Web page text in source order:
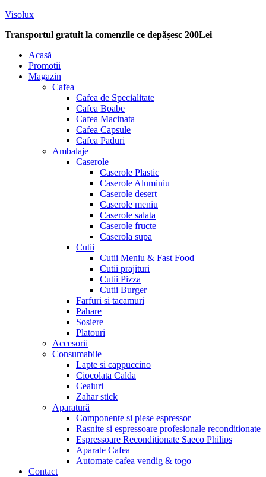
Visolux
Transportul gratuit la comenzile ce depășesc 200Lei
Menu
Acasă
Promotii
Magazin
Cafea
Cafea de Specialitate
Cafea Boabe
Cafea Macinata
Cafea Capsule
Cafea Paduri
Ambalaje
Caserole
Caserole Plastic
Caserole Aluminiu
Caserole desert
Caserole meniu
Caserole salata
Caserole fructe
Caserola supa
Cutii
Cutii Meniu & Fast Food
Cutii prajituri
Cutii Pizza
Cutii Burger
Farfuri si tacamuri
Pahare
Sosiere
Platouri
Accesorii
Consumabile
Lapte si cappuccino
Ciocolata Calda
Ceaiuri
Zahar stick
Aparatură
Componente si piese espressor
Rasnite si espressoare profesionale reconditionate
Espressoare Reconditionate Saeco Philips
Aparate Cafea
Automate cafea vendig & togo
Contact